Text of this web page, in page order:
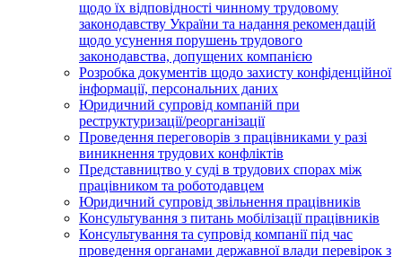
щодо їх відповідності чинному трудовому
законодавству України та надання рекомендацій
щодо усунення порушень трудового
законодавства, допущених компанією
Розробка документів щодо захисту конфіденційної
інформації, персональних даних
Юридичний супровід компаній при
реструктуризації/реорганізації
Проведення переговорів з працівниками у разі
виникнення трудових конфліктів
Представництво у суді в трудових спорах між
працівником та роботодавцем
Юридичний супровід звільнення працівників
Консультування з питань мобілізації працівників
Консультування та супровід компанії під час
проведення органами державної влади перевірок з